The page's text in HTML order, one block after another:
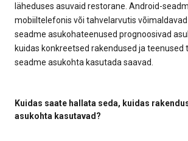
läheduses asuvaid restorane. Android-
mobiiltelefonis või tahvelarvutis
seadme asukohateenused prognoosivad
kuidas konkreetsed rakendused ja teenused
seadme asukohta kasutada saavad.
Kuidas saate hallata seda, kuidas
asukohta kasutavad?